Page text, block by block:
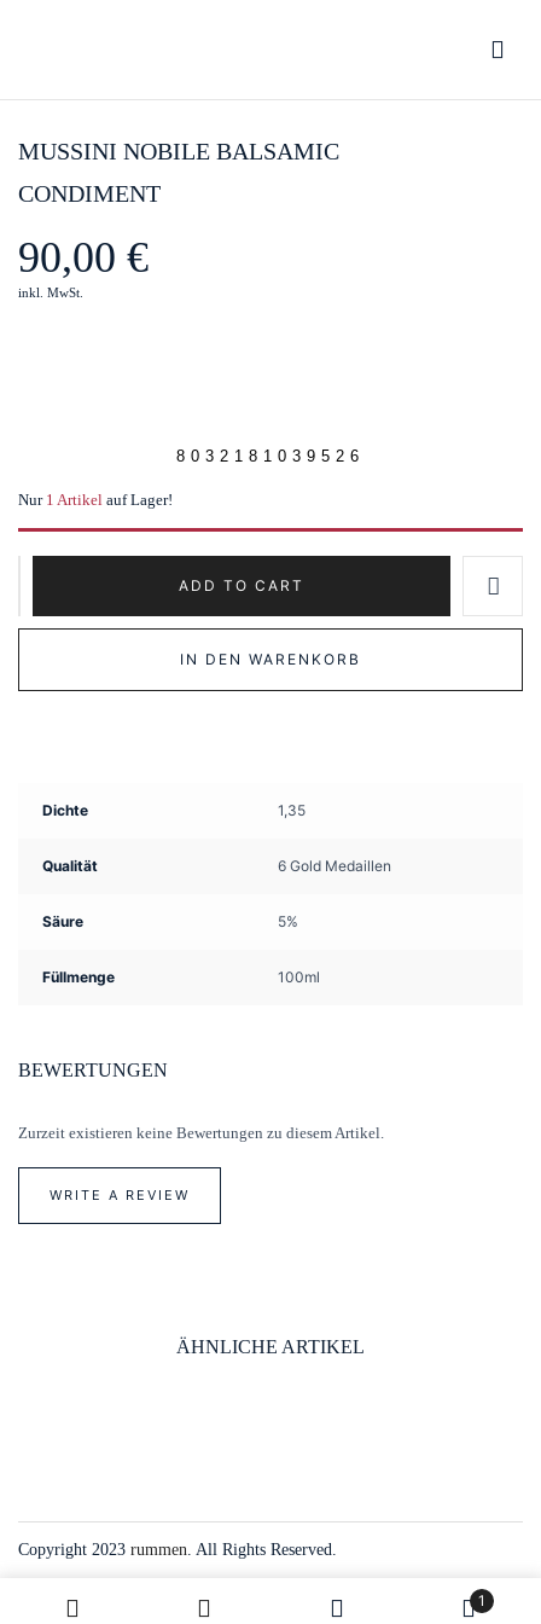
1
MUSSINI NOBILE BALSAMIC
CONDIMENT
90,00 €
inkl. MwSt.
8032181039526
Nur 1 Artikel auf Lager!
Balsamic
quantity
ADD TO CART
IN DEN WARENKORB
Dichte 1,35
Qualität 6 Gold Medaillen
Säure 5%
Füllmenge 100ml
BEWERTUNGEN
Zurzeit existieren keine Bewertungen zu diesem Artikel.
WRITE A REVIEW
Balsamic Condiment”
ÄHNLICHE ARTIKEL
Copyright 2023 rummen . All Rights Reserved.